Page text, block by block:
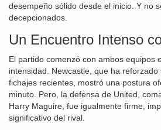
desempeño sólido desde el inicio. Y no
decepcionados.
Un Encuentro Intenso
El partido comenzó con ambos equipos
intensidad. Newcastle, que ha
fichajes recientes, mostró una postura
minuto. Pero, la defensa de United,
Harry Maguire, fue igualmente firme,
significativo del rival.